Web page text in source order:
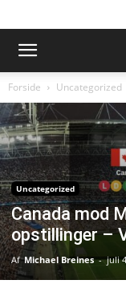
Forside Uncategorized
Uncategorized
Canada mod
opstillinger –
Af Michael Breines - juli